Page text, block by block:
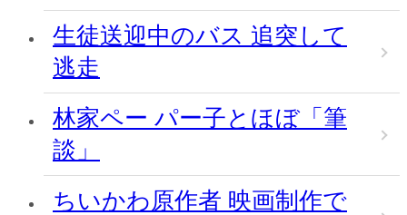
生徒送迎中のバス 追突して
逃走
林家ペー パー子とほぼ「筆
談」
ちいかわ原作者 映画制作で